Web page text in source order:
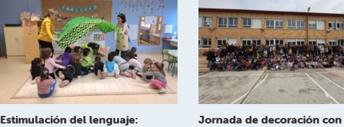
Estimulación del lenguaje:
Jornada de decoración con